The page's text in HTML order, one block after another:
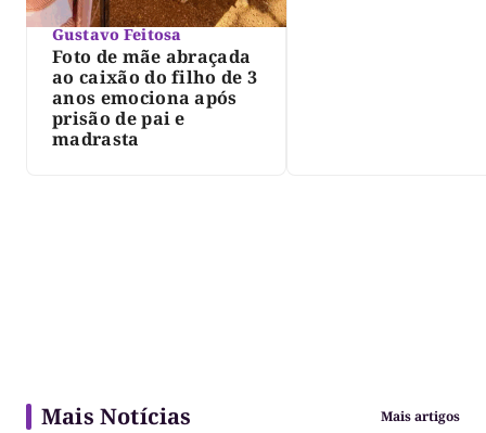
Gustavo Feitosa
Foto de mãe abraçada
ao caixão do filho de 3
anos emociona após
prisão de pai e
madrasta
Mais Notícias Mais artigos